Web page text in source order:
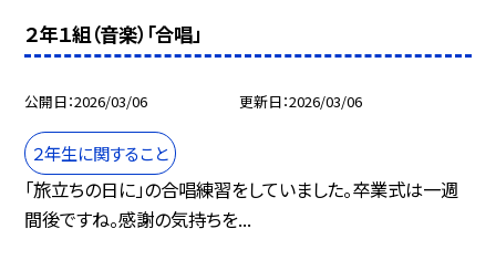
２年１組（音楽）「合唱」
公開日 2026/03/06 更新日 2026/03/06
２年生に関すること
「旅立ちの日に」の合唱練習をしていました。卒業式は一週
間後ですね。感謝の気持ちを...